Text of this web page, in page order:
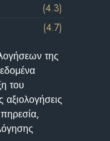
(4.3)
(4.7)
της
του